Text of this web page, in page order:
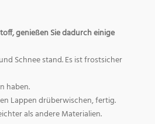
genießen Sie dadurch einige
Schnee stand. Es ist frostsicher
haben.
Lappen drüberwischen, fertig.
als andere Materialien.